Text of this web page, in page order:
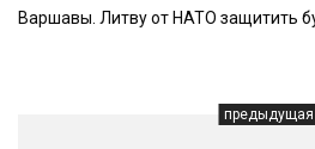
Варшавы. Литву от НАТО защитить
предыдущая